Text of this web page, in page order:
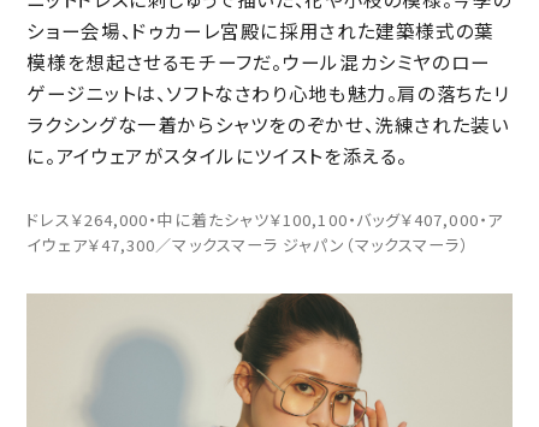
ショー会場、ドゥカーレ宮殿に採用された建築様式の葉
模様を想起させるモチーフだ。ウール混カシミヤのロー
ゲージニットは、ソフトなさわり心地も魅力。肩の落ちたリ
ラクシングな一着からシャツをのぞかせ、洗練された装い
に。アイウェアがスタイルにツイストを添える。
ドレス￥264,000・中に着たシャツ￥100,100・バッグ￥407,000・ア
イウェア￥47,300／マックスマーラ ジャパン（マックスマーラ）